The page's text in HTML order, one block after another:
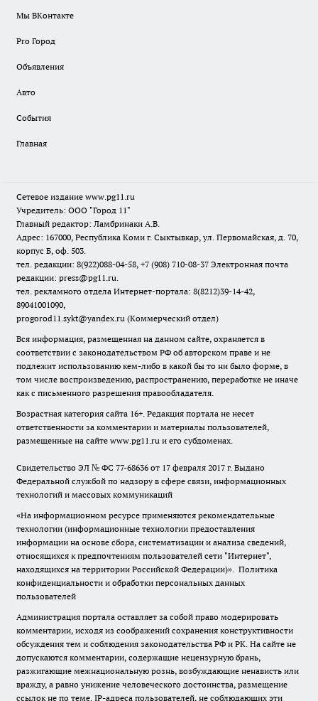
Мы ВКонтакте
Pro Город
Объявления
Авто
События
Главная
Сетевое издание www.pg11.ru
Учредитель: ООО "Город 11"
Главный редактор: Ламбринаки А.В.
Адрес: 167000, Республика Коми г. Сыктывкар, ул. Первомайская, д. 70,
корпус Б, оф. 503.
тел. редакции: 8(922)088-04-58, +7 (908) 710-08-37 Электронная почта
редакции: press@pg11.ru.
тел. рекламного отдела Интернет-портала: 8(8212)39-14-42,
89041001090,
progorod11.sykt@yandex.ru (Коммерческий отдел)
Вся информация, размещенная на данном сайте, охраняется в
соответствии с законодательством РФ об авторском праве и не
подлежит использованию кем-либо в какой бы то ни было форме, в
том числе воспроизведению, распространению, переработке не иначе
как с письменного разрешения правообладателя.
Возрастная категория сайта 16+. Редакция портала не несет
ответственности за комментарии и материалы пользователей,
размещенные на сайте www.pg11.ru и его субдоменах.
Свидетельство ЭЛ № ФС 77-68636 от 17 февраля 2017 г. Выдано
Федеральной службой по надзору в сфере связи, информационных
технологий и массовых коммуникаций
«На информационном ресурсе применяются рекомендательные
технологии (информационные технологии предоставления
информации на основе сбора, систематизации и анализа сведений,
относящихся к предпочтениям пользователей сети "Интернет",
находящихся на территории Российской Федерации)». Политика
конфиденциальности и обработки персональных данных
пользователей
Администрация портала оставляет за собой право модерировать
комментарии, исходя из соображений сохранения конструктивности
обсуждения тем и соблюдения законодательства РФ и РК. На сайте не
допускаются комментарии, содержащие нецензурную брань,
разжигающие межнациональную рознь, возбуждающие ненависть или
вражду, а равно унижение человеческого достоинства, размещение
ссылок не по теме. IP-адреса пользователей, не соблюдающих эти